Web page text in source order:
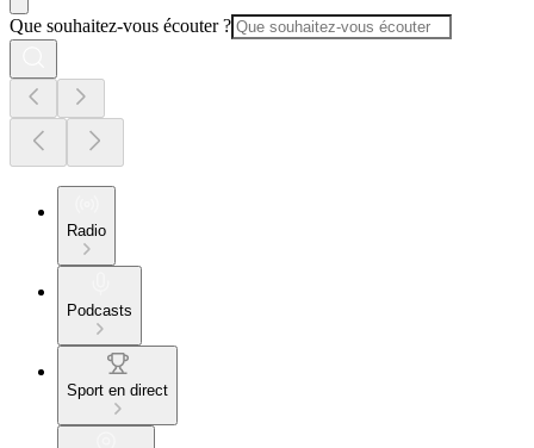
Que souhaitez-vous écouter ?
Radio
Podcasts
Sport en direct